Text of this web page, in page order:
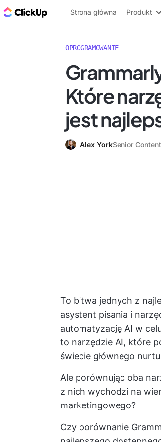
ClickUp Blog
Strona główna Produkt
OPROGRAMOWANIE
Które
jest
Alex YorkSenior
To bitwa jednych z
asystent pisania i
automatyzację AI w
to narzędzie AI, które
świecie głównego
Ale porównując oba
z nich wychodzi na
marketingowego?
Czy porównanie